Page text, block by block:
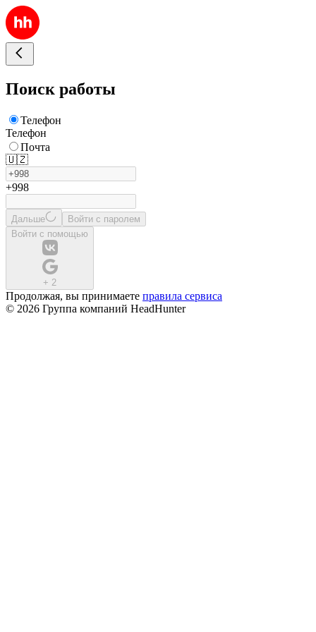
Поиск работы
Телефон
Телефон
Почта
🇺🇿
+998
Дальше
Войти с паролем
Войти с помощью
+ 2
Продолжая, вы принимаете правила сервиса
© 2026 Группа компаний HeadHunter